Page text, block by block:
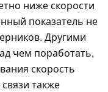
ниже скорости
показатель не
Другими
чем поработать,
скорость
также